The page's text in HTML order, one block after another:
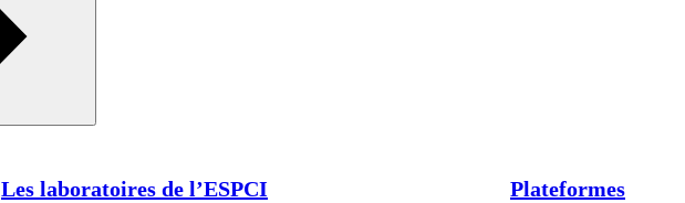
Les laboratoires de l’ESPCI Plateformes